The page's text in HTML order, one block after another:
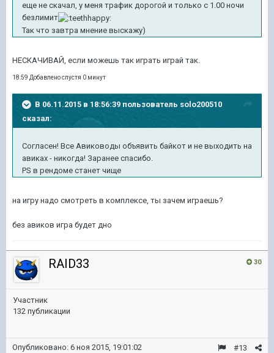
еще не скачал, у меня трафик дорогой и только с 1.00 ночи
безлимит
Так что завтра мнение выскажу)
НЕСКАЧИВАЙ, если можешь так играть играй так.
18:59 Добавлено спустя 0 минут
В 06.11.2015 в 18:56:39 пользователь solo200510
сказал:
Согласен! Все Авиководы объявить байкот и не выходить на
авиках - никогда! Заранее спасибо.
PS в рендоме станет чище
на игру надо смотреть в комплексе, ты зачем играешь?
без авиков игра будет дно
30
RAID33
Участник
132 публикации
#13
Опубликовано: 6 ноя 2015, 19:01:02